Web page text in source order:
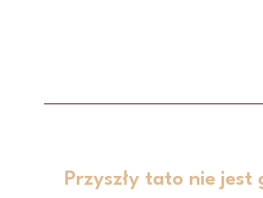
Przyszły tato nie jest